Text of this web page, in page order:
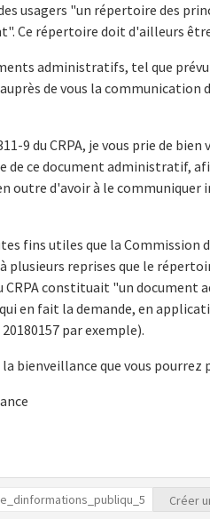
usagers "un répertoire des
Ce répertoire doit d'ailleurs
administratifs, tel que
de vous la
9 du CRPA, je vous prie de
de ce document administratif,
outre d'avoir à le communiquer
fins utiles que la Commission
plusieurs reprises que le
CRPA constituait "un document
en fait la demande, en
par exemple).
bienveillance que vous
Créer